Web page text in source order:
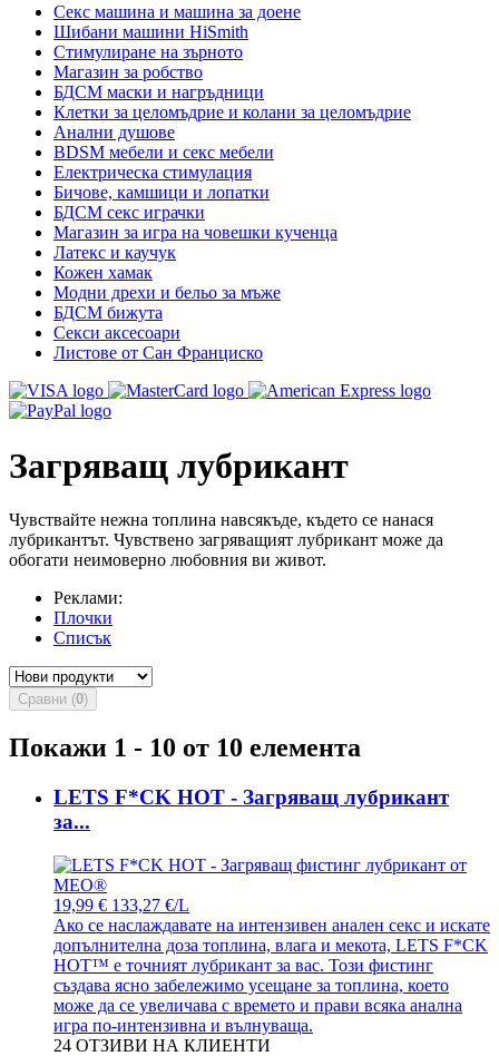
Секс машина и машина за доене
Шибани машини HiSmith
Стимулиране на зърното
Магазин за робство
БДСМ маски и нагръдници
Клетки за целомъдрие и колани за целомъдрие
Анални душове
BDSM мебели и секс мебели
Електрическа стимулация
Бичове, камшици и лопатки
БДСМ секс играчки
Магазин за игра на човешки кученца
Латекс и каучук
Кожен хамак
Модни дрехи и бельо за мъже
БДСМ бижута
Секси аксесоари
Листове от Сан Франциско
Загряващ лубрикант
Чувствайте нежна топлина навсякъде, където се нанася
лубрикантът. Чувствено загряващият лубрикант може да
обогати неимоверно любовния ви живот.
Реклами:
Плочки
Списък
Сравни (0)
Покажи 1 - 10 от 10 елемента
LETS F*CK HOT - Загряващ лубрикант
за...
19,99 € 133,27 €/L
Ако се наслаждавате на интензивен анален секс и искате
допълнителна доза топлина, влага и мекота, LETS F*CK
HOT™ е точният лубрикант за вас. Този фистинг
създава ясно забележимо усещане за топлина, което
може да се увеличава с времето и прави всяка анална
игра по-интензивна и вълнуваща.
24 ОТЗИВИ НА КЛИЕНТИ